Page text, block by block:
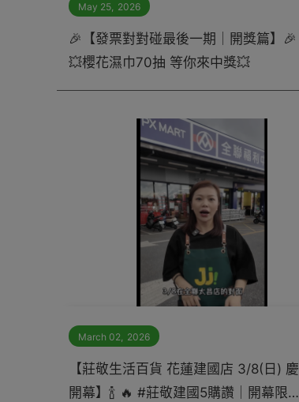
May 25, 2026
🎉【發票對對碰最後一期｜開獎篇】🎉
💥櫻花濕巾70抽 等你來中獎💥
March 02, 2026
【莊敬生活百貨 花蓮建國店 3/8(日) 慶
開幕】🍾 🔥 #莊敬建國5購讚｜開幕限定